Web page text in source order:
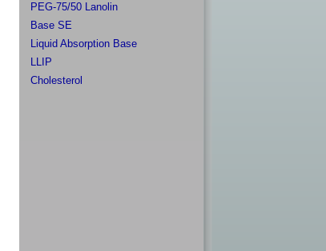
PEG-75/50 Lanolin
Base SE
Liquid Absorption Base
LLIP
Cholesterol